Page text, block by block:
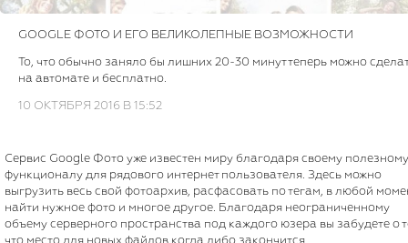
GOOGLE ФОТО И ЕГО ВЕЛИКОЛЕПНЫЕ ВОЗМОЖНОСТИ
То, что обычно заняло бы лишних 20-30 минут теперь можно
на автомате и бесплатно.
10 ОКТЯБРЯ 2016 В 15:52
Сервис Google Фото уже известен миру благодаря своему полезному
функционалу для рядового интернет пользователя. Здесь можно
выгрузить весь свой фотоархив, расфасовать по тегам, в любой
найти нужное фото и многое другое. Благодаря неограниченному
объему серверного пространства под каждого юзера вы забудете о